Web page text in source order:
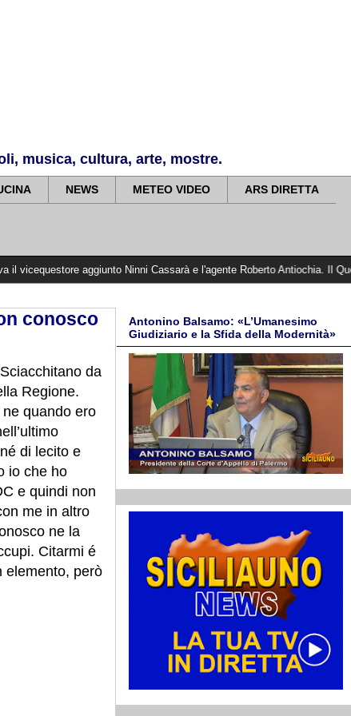
musica, cultura, arte, mostre.
NEWS METEO VIDEO ARS DIRETTA
aggiunto Ninni Cassarà e l'agente Roberto Antiochia. Il Questore
conosco
da
Regione.
quando ero
di lecito e
io che ho
e quindi non
me in altro
ne la
Citarmi é
elemento, però
Antonino Balsamo: «L’Umanesimo
Giudiziario e la Sfida della Modernità»